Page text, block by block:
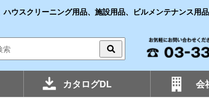
ウスクリーニング用品、施設用品、ビルメンテナンス用品
カタログDL 会